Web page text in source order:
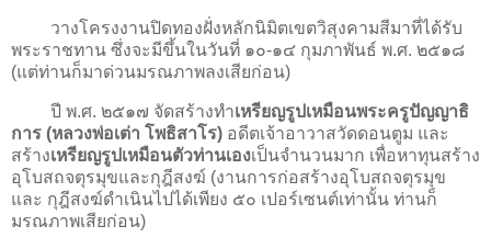
วางโครงงานปิดทองฝั่งหลักนิมิตเขตวิสุงคามสีมาที่ได้รับ
พระราชทาน ซึ่งจะมีขึ้นในวันที่ ๑๐-๑๔ กุมภาพันธ์ พ.ศ. ๒๕๑๘
(แต่ท่านก็มาด่วนมรณภาพลงเสียก่อน)
ปี พ.ศ. ๒๕๑๗ จัดสร้างทําเหรียญรูปเหมือนพระครูปัญญาธิ
การ (หลวงพ่อเต่า โพธิสาโร) อดีตเจ้าอาวาสวัดดอนตูม และ
สร้างเหรียญรูปเหมือนตัวท่านเองเป็นจํานวนมาก เพื่อหาทุนสร้าง
อุโบสถจตุรมุขและกุฎีสงฆ์ (งานการก่อสร้างอุโบสถจตุรมุข
และ กุฎีสงฆ์ดําเนินไปได้เพียง ๕๐ เปอร์เซนต์เท่านั้น ท่านก็
มรณภาพเสียก่อน)